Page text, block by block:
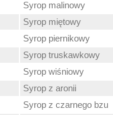
Syrop malinowy
Syrop miętowy
Syrop piernikowy
Syrop truskawkowy
Syrop wiśniowy
Syrop z aronii
Syrop z czarnego bzu